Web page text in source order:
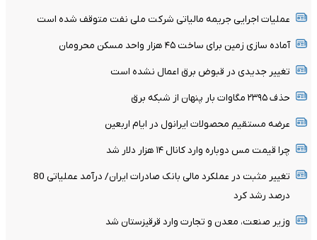
عملیات اجرایی جریمه مالیاتی شرکت ملی نفت متوقف شده است
آماده سازی زمین برای ساخت ۴۵ هزار واحد مسکن محرومان
تغییر جدیدی در قبوض برق اعمال نشده است
حذف ۲۳۹۵ مگاوات بار پنهان از شبکه برق
عرضه مستقیم محصولات ایرانول در ایام اربعین
چرا قیمت مس دوباره وارد کانال ۱۴ هزار دلار شد
تغییر مثبت در عملکرد مالی بانک صادرات ایران/ درآمد عملیاتی 80
درصد رشد کرد
وزیر صنعت، معدن و تجارت وارد قرقیزستان شد